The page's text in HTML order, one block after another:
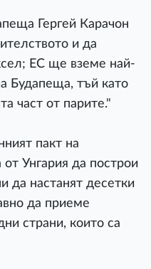
Гергей Карачон
и да
ЕС ще вземе най-
Будапеща, тъй като
част от парите."
пакт на
от Унгария да построи
да настанят десетки
да приеме
страни, които са